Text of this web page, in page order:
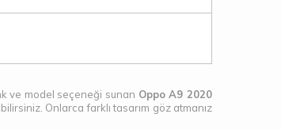
ve model seçeneği sunan Oppo A9 2020
Onlarca farklı tasarım göz atmanız